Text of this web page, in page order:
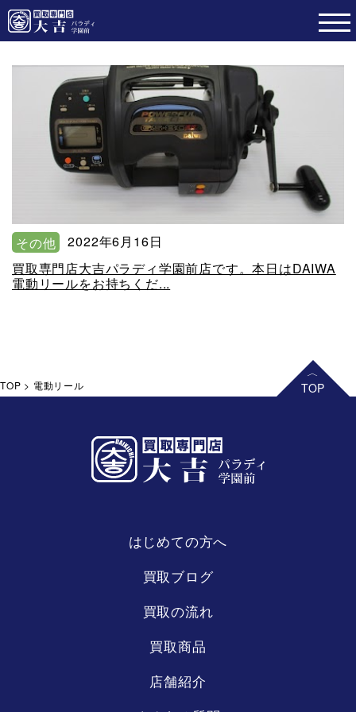
その他
2022年6月16日
買取専門店大吉パラディ学園前店です。本日はDAIWA
電動リールをお持ちくだ...
TOP > 電動リール
はじめての方へ
買取ブログ
買取の流れ
買取商品
店舗紹介